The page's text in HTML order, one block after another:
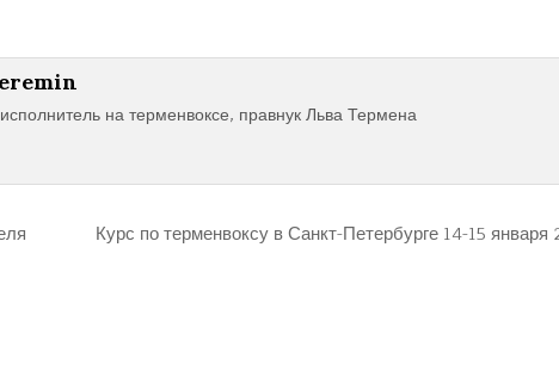
на терменвоксе, правнук Льва Термена
Курс по терменвоксу в Санкт-Петербурге 14-15